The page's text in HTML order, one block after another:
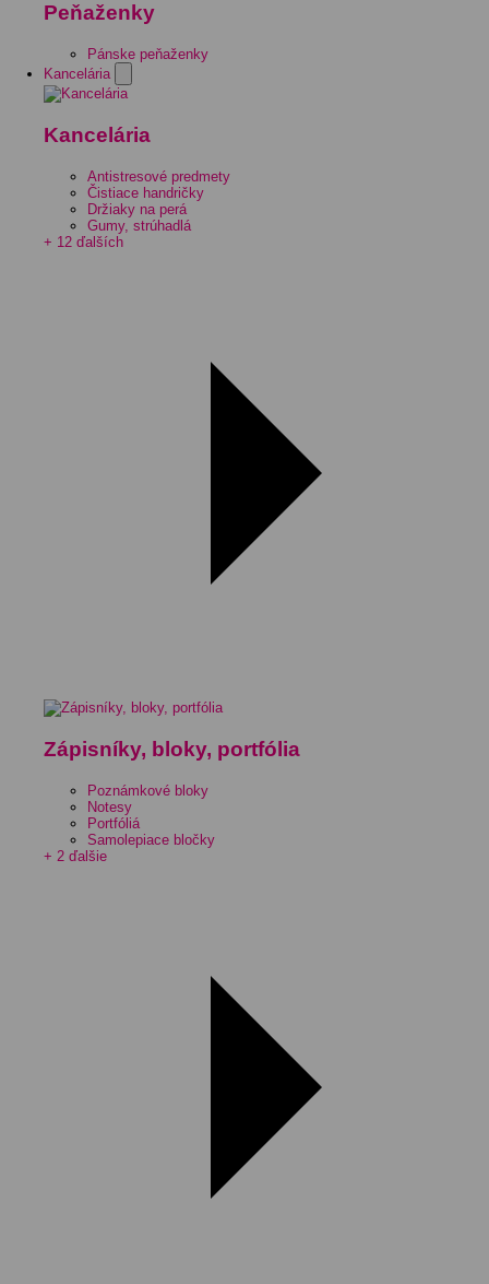
Peňaženky
Pánske peňaženky
Kancelária
Kancelária
Antistresové predmety
Čistiace handričky
Držiaky na perá
Gumy, strúhadlá
+ 12 ďalších
Zápisníky, bloky, portfólia
Poznámkové bloky
Notesy
Portfóliá
Samolepiace bločky
+ 2 ďalšie